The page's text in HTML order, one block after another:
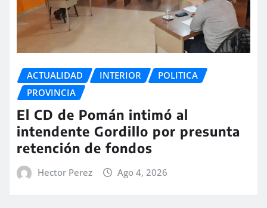
ACTUALIDAD INTERIOR
POLITICA
PROVINCIA
El CD de Pomán intimó al
intendente Gordillo por presunta
retención de fondos
Hector Perez Ago 4, 2026